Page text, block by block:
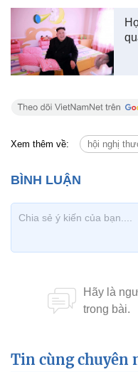
Xem thêm về: hội nghị
Tin cùng chuyên